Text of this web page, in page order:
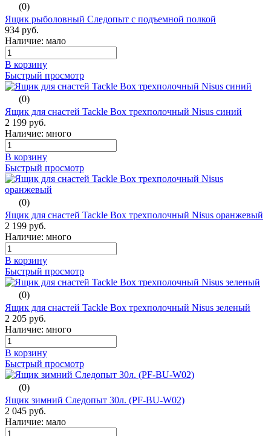
(0)
Ящик рыболовный Следопыт с подъемной полкой
934 руб.
Наличие: мало
В корзину
Быстрый просмотр
(0)
Ящик для снастей Tackle Box трехполочный Nisus синий
2 199 руб.
Наличие: много
В корзину
Быстрый просмотр
(0)
Ящик для снастей Tackle Box трехполочный Nisus оранжевый
2 199 руб.
Наличие: много
В корзину
Быстрый просмотр
(0)
Ящик для снастей Tackle Box трехполочный Nisus зеленый
2 205 руб.
Наличие: много
В корзину
Быстрый просмотр
(0)
Ящик зимний Следопыт 30л. (PF-BU-W02)
2 045 руб.
Наличие: мало